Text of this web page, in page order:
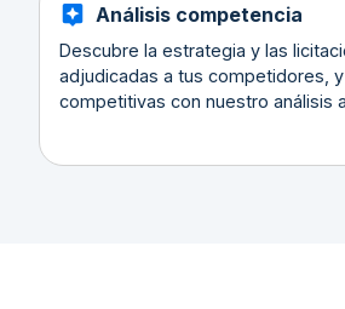
Análisis competencia
Descubre la estrategia y las
adjudicadas a tus competidores,
competitivas con nuestro análisis